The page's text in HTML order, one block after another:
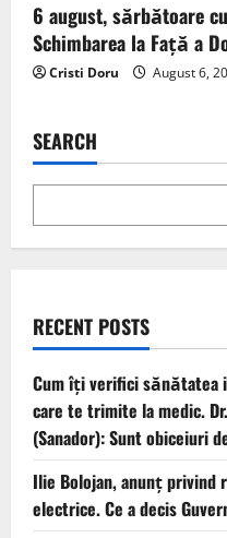
6 august, sărbătoare
Schimbarea la Față a
Cristi Doru August 6,
SEARCH
RECENT POSTS
Cum îți verifici sănătatea
care te trimite la medic.
(Sanador): Sunt obiceiuri
Ilie Bolojan, anunț privind
electrice. Ce a decis